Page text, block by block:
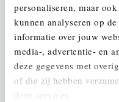
personaliseren, maar
kunnen analyseren op
informatie over jouw
media-, advertentie- en
deze gegevens met
of die zij hebben
deze services.